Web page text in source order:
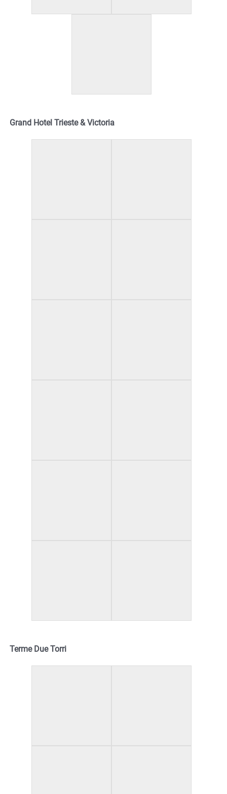
Grand Hotel Trieste & Victoria
Terme Due Torri